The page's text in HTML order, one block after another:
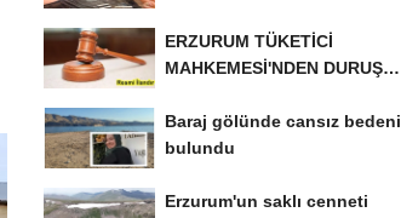
ERZURUM TÜKETİCİ
MAHKEMESİ'NDEN DURUŞMA
Baraj gölünde cansız bedeni
bulundu
Erzurum'un saklı cenneti